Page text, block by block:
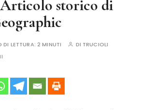
Articolo storico di
DI LETTURA:2 MINUTI DI TRUCIOLI